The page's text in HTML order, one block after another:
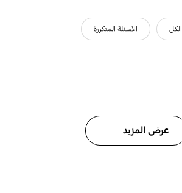
الكل الأسئلة المتكررة
عرض المزيد